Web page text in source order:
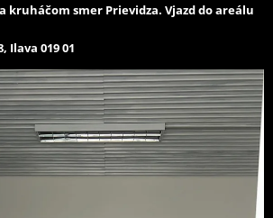
kruháčom smer Prievidza. Vjazd do areálu
Ilava 019 01